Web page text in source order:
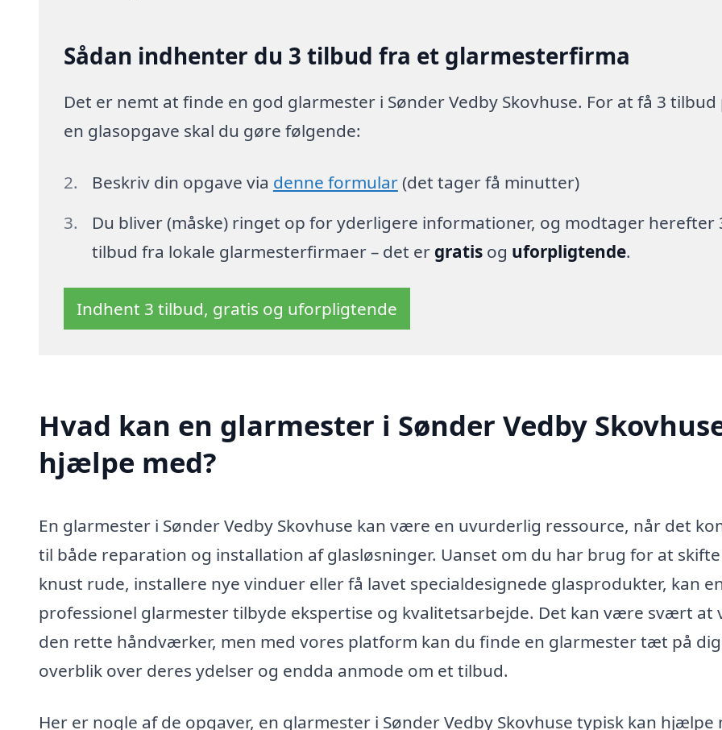
Sådan indhenter du 3 tilbud fra et glarmesterfirma
Det er nemt at finde en god glarmester i Sønder Vedby Skovhuse. For at få 3 tilbud
en glasopgave skal du gøre følgende:
Beskriv din opgave via denne formular(det tager få minutter)
Du bliver (måske) ringet op for yderligere informationer, og modtager herefter
tilbud fra lokale glarmesterfirmaer – det er gratisog uforpligtende.
Indhent 3 tilbud, gratis og uforpligtende
Hvad kan en glarmester i Sønder Vedby
hjælpe med?
En glarmester i Sønder Vedby Skovhuse kan være en uvurderlig ressource, når det
til både reparation og installation af glasløsninger. Uanset om du har brug for at
knust rude, installere nye vinduer eller få lavet specialdesignede glasprodukter, kan
professionel glarmester tilbyde ekspertise og kvalitetsarbejde. Det kan være svært at
den rette håndværker, men med vores platform kan du finde en glarmester tæt på
overblik over deres ydelser og endda anmode om et tilbud.
Her er nogle af de opgaver, en glarmester i Sønder Vedby Skovhuse typisk kan hjælpe